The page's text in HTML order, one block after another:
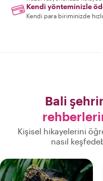
Kendi yönteminizle
Kendi para biriminizde
Bali
Kişisel hikayelerini
nasıl